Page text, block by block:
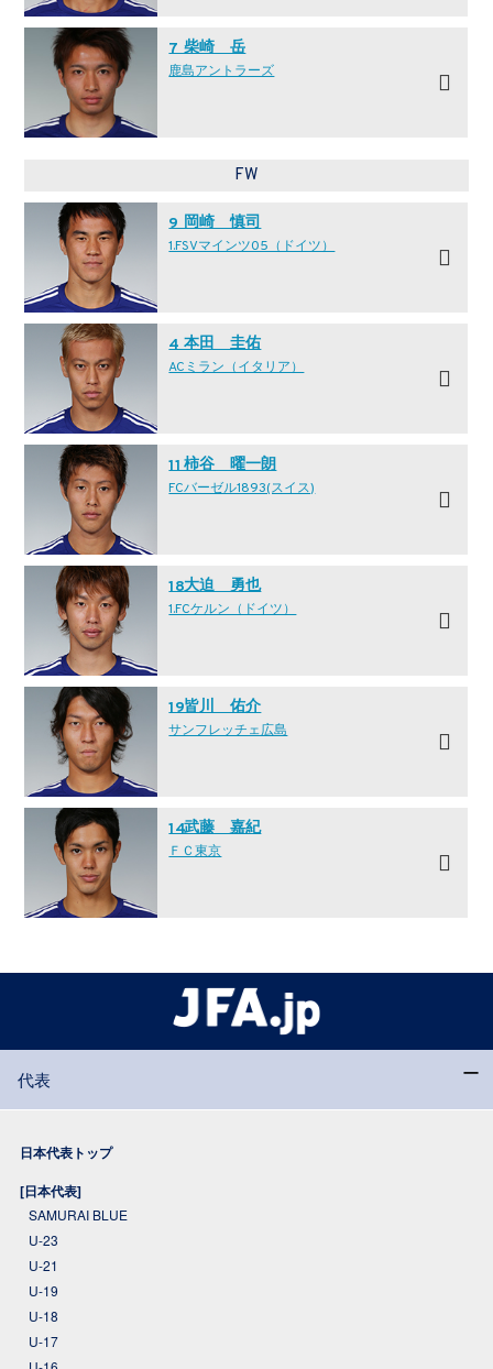
7
柴崎 岳
鹿島アントラーズ
FW
9
岡崎 慎司
1.FSVマインツ05（ドイツ）
4
本田 圭佑
ACミラン（イタリア）
11
柿谷 曜一朗
FCバーゼル1893(スイス)
18
大迫 勇也
1.FCケルン（ドイツ）
19
皆川 佑介
サンフレッチェ広島
14
武藤 嘉紀
ＦＣ東京
代表
日本代表トップ
[日本代表]
SAMURAI BLUE
U-23
U-21
U-19
U-18
U-17